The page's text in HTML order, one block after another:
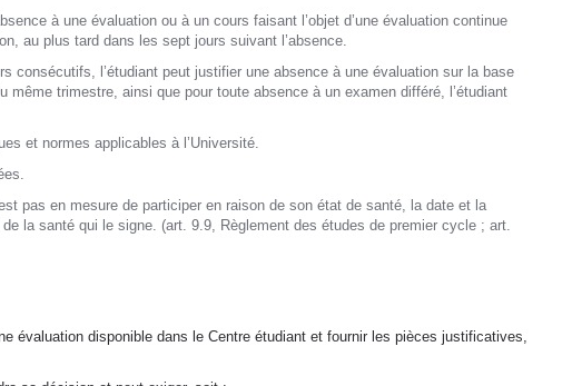
à une évaluation ou à un cours faisant l’objet d’une évaluation continue
au plus tard dans les sept jours suivant l’absence.
consécutifs, l’étudiant peut justifier une absence à une évaluation sur la base
même trimestre, ainsi que pour toute absence à un examen différé, l’étudiant
et normes applicables à l’Université.
pas en mesure de participer en raison de son état de santé, la date et la
la santé qui le signe. (art. 9.9, Règlement des études de premier cycle ; art.
évaluation disponible dans le Centre étudiant et fournir les pièces justificatives,